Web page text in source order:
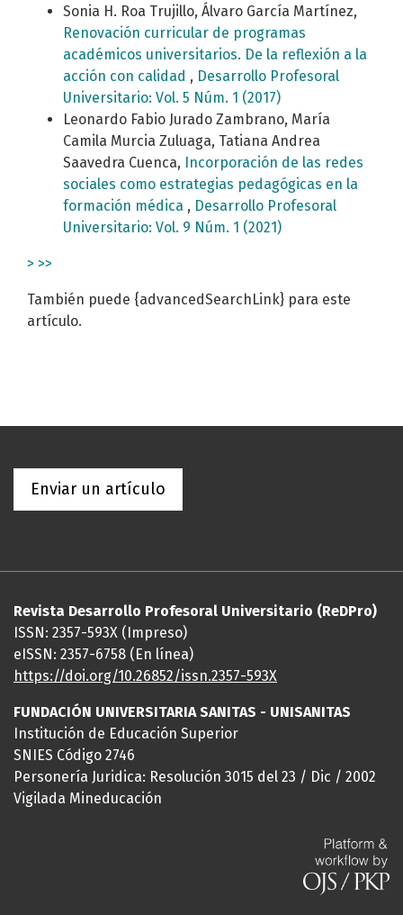
Sonia H. Roa Trujillo, Álvaro García Martínez,
Renovación curricular de programas
académicos universitarios. De la reflexión a la
acción con calidad , Desarrollo Profesoral
Universitario: Vol. 5 Núm. 1 (2017)
Leonardo Fabio Jurado Zambrano, María
Camila Murcia Zuluaga, Tatiana Andrea
Saavedra Cuenca,
Incorporación de las redes
sociales como estrategias pedagógicas en la
formación médica , Desarrollo Profesoral
Universitario: Vol. 9 Núm. 1 (2021)
> >>
También puede {advancedSearchLink} para este
artículo.
Enviar un artículo
Revista Desarrollo Profesoral Universitario (ReDPro)
ISSN: 2357-593X (Impreso)
eISSN: 2357-6758 (En línea)
https://doi.org/10.26852/issn.2357-593X
FUNDACIÓN UNIVERSITARIA SANITAS - UNISANITAS
Institución de Educación Superior
SNIES Código 2746
Personería Juridica: Resolución 3015 del 23 / Dic / 2002
Vigilada Mineducación